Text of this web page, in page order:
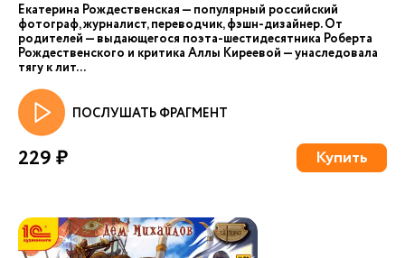
Екатерина Рождественская — популярный российский
фотограф, журналист, переводчик, фэшн-дизайнер. От
родителей — выдающегося поэта-шестидесятника Роберта
Рождественского и критика Аллы Киреевой — унаследовала
тягу к лит...
ПОСЛУШАТЬ ФРАГМЕНТ
229 ₽ Купить